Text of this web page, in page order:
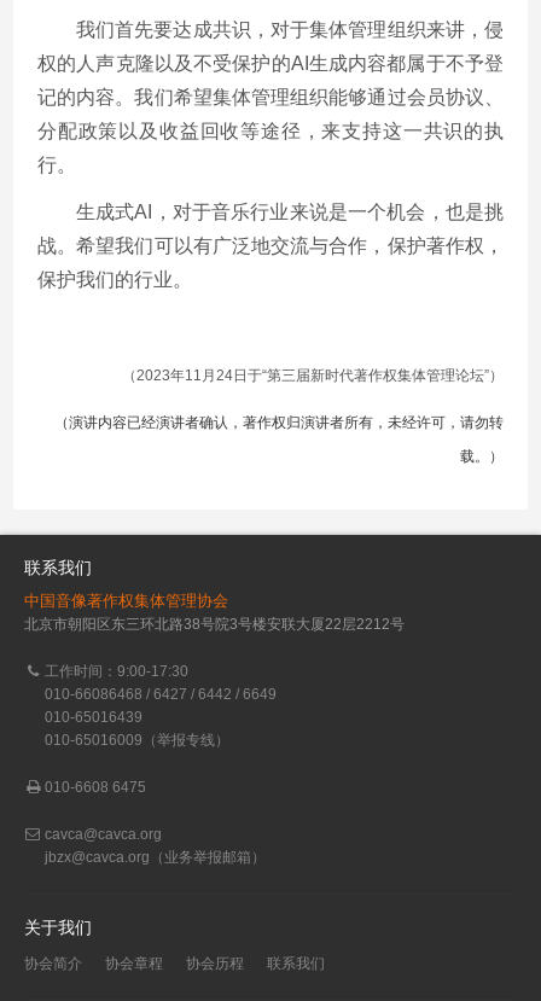
我们首先要达成共识，对于集体管理组织来讲，侵
权的人声克隆以及不受保护的AI生成内容都属于不予登
记的内容。我们希望集体管理组织能够通过会员协议、
分配政策以及收益回收等途径，来支持这一共识的执
行。
生成式AI，对于音乐行业来说是一个机会，也是挑
战。希望我们可以有广泛地交流与合作，保护著作权，
保护我们的行业。
（2023年11月24日于“第三届新时代著作权集体管理论坛”）
（演讲内容已经演讲者确认，著作权归演讲者所有，未经许可，请勿转
载。）
联系我们
中国音像著作权集体管理协会
北京市朝阳区东三环北路38号院3号楼安联大厦22层2212号
工作时间：9:00-17:30
010-66086468 / 6427 / 6442 / 6649
010-65016439
010-65016009（举报专线）
010-6608 6475
cavca@cavca.org
jbzx@cavca.org （业务举报邮箱）
关于我们
协会简介 协会章程 协会历程 联系我们